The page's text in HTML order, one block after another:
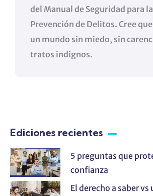
del Manual de Seguridad para la
Prevención de Delitos. Cree
un mundo sin miedo, sin
tratos indignos.
Ediciones recientes
5 preguntas que
confianza
El derecho a saber vs